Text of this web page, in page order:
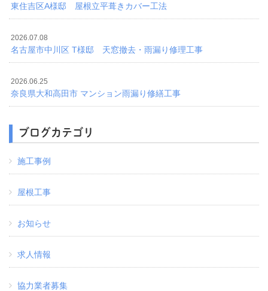
東住吉区A様邸 屋根立平葺きカバー工法
2026.07.08
名古屋市中川区 T様邸 天窓撤去・雨漏り修理工事
2026.06.25
奈良県大和高田市 マンション雨漏り修繕工事
ブログカテゴリ
施工事例
屋根工事
お知らせ
求人情報
協力業者募集